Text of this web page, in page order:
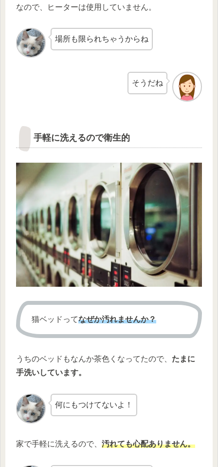
なので、ヒーターは使用していません。
場所も限られちゃうからね
そうだね
手軽に洗えるので衛生的
猫ベッドってなぜか汚れませんか？
うちのベッドもなんか茶色くなってたので、 たまに
手洗いしています。
何にもつけてないよ！
家で手軽に洗えるので、 汚れても心配ありません。